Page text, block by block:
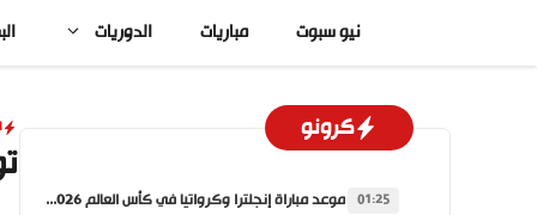
المحتوى
نيو سبوت مباريات الدوريات
كرونو
01:25 موعد مباراة إنجلترا وكرواتيا في كأس العالم 2026 والقنوات الناقلة